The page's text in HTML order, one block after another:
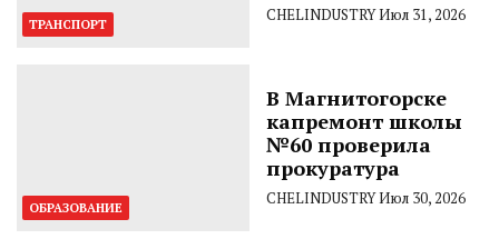
ТРАНСПОРТ CHELINDUSTRYИюл 31, 2026
ОБРАЗОВАНИЕ
В Магнитогорске
капремонт школы
№60 проверила
прокуратура
CHELINDUSTRYИюл 30, 2026